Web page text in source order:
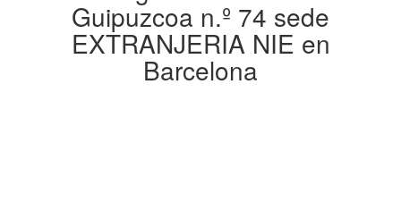
Guipuzcoa n.º 74 sede
EXTRANJERIA NIE en
Barcelona